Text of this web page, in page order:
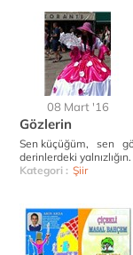
08 Mart '16
Gözlerin
Sen küçüğüm, sen
derinlerdeki
Kategori : Şiir